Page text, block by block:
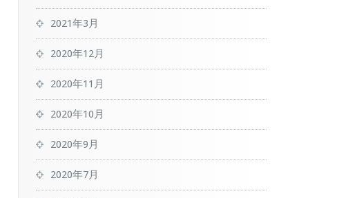
2021年3月
2020年12月
2020年11月
2020年10月
2020年9月
2020年7月